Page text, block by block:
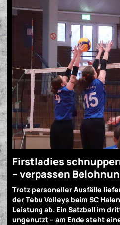
Firstladies
– verpassen
Trotz personeller Ausfälle
der Tebu Volleys beim SC
Leistung ab. Ein Satzball im
ungenutzt – am Ende steht